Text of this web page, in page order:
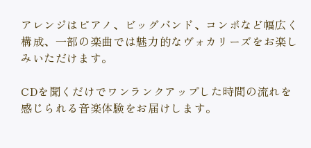
アレンジはピアノ、ビッグバンド、コンボなど幅広く
構成、 一部の楽曲では魅力的なヴォカリーズをお楽し
みいただけます。
CDを聞くだけでワンランクアップした時間の流れを
感じられる音楽体験をお届けします。